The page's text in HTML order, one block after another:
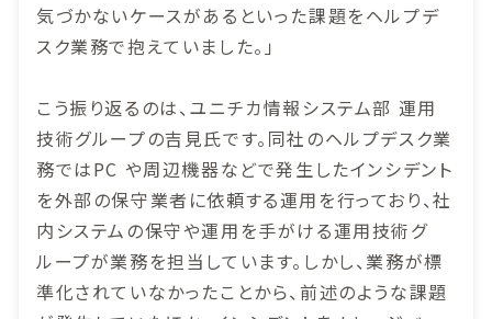
気づかないケースがあるといった課題をヘルプデ
スク業務で抱えていました。」
こう振り返るのは、ユニチカ情報システム部 運用
技術グループの吉見氏です。同社のヘルプデスク業
務ではPC や周辺機器などで発生したインシデント
を外部の保守業者に依頼する運用を行っており、社
内システムの保守や運用を手がける運用技術グ
ループが業務を担当しています。しかし、業務が標
準化されていなかったことから、前述のような課題